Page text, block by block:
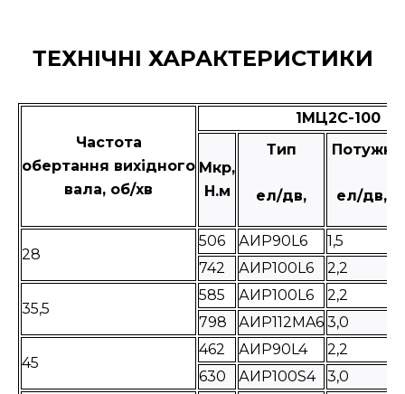
ТЕХНІЧНІ ХАРАКТЕРИСТИКИ
Частота
обертання вихідного
вала, об/хв
1МЦ2С-100
Мкр,
Н.м
Тип
ел/дв, ел/дв,
28
506 АИР90L6
1,5
742
АИР100L6 2,2
35,5
585 АИР100L6
2,2
798
АИР112MA6 3,0
45
462 АИР90L4
2,2
630
АИР100S4 3,0